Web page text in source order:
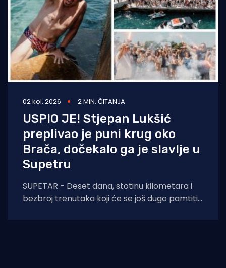
02 kol. 2026 2 MIN. ČITANJA
USPIO JE! Stjepan Lukšić
preplivao je puni krug oko
Brača, dočekalo ga je slavlje u
Supetru
SUPETAR - Deset dana, stotinu kilometara i
bezbroj trenutaka koji će se još dugo pamtiti.